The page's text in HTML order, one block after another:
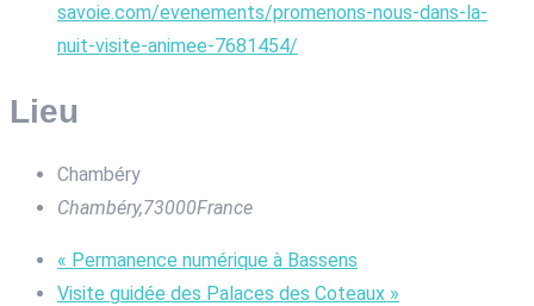
savoie.com/evenements/promenons-nous-dans-la-
nuit-visite-animee-7681454/
Lieu
Chambéry
Chambéry,73000France
« Permanence numérique à Bassens
Visite guidée des Palaces des Coteaux »